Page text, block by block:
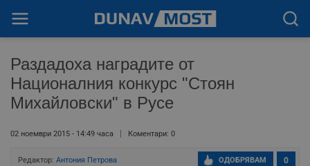
Раздадоха наградите от
Националния конкурс "Стоян
Михайловски" в Русе
02 ноември 2015 - 14:49 часа Коментари: 0
Редактор: Антония Петрова 0
ОДОБРЯВАМ